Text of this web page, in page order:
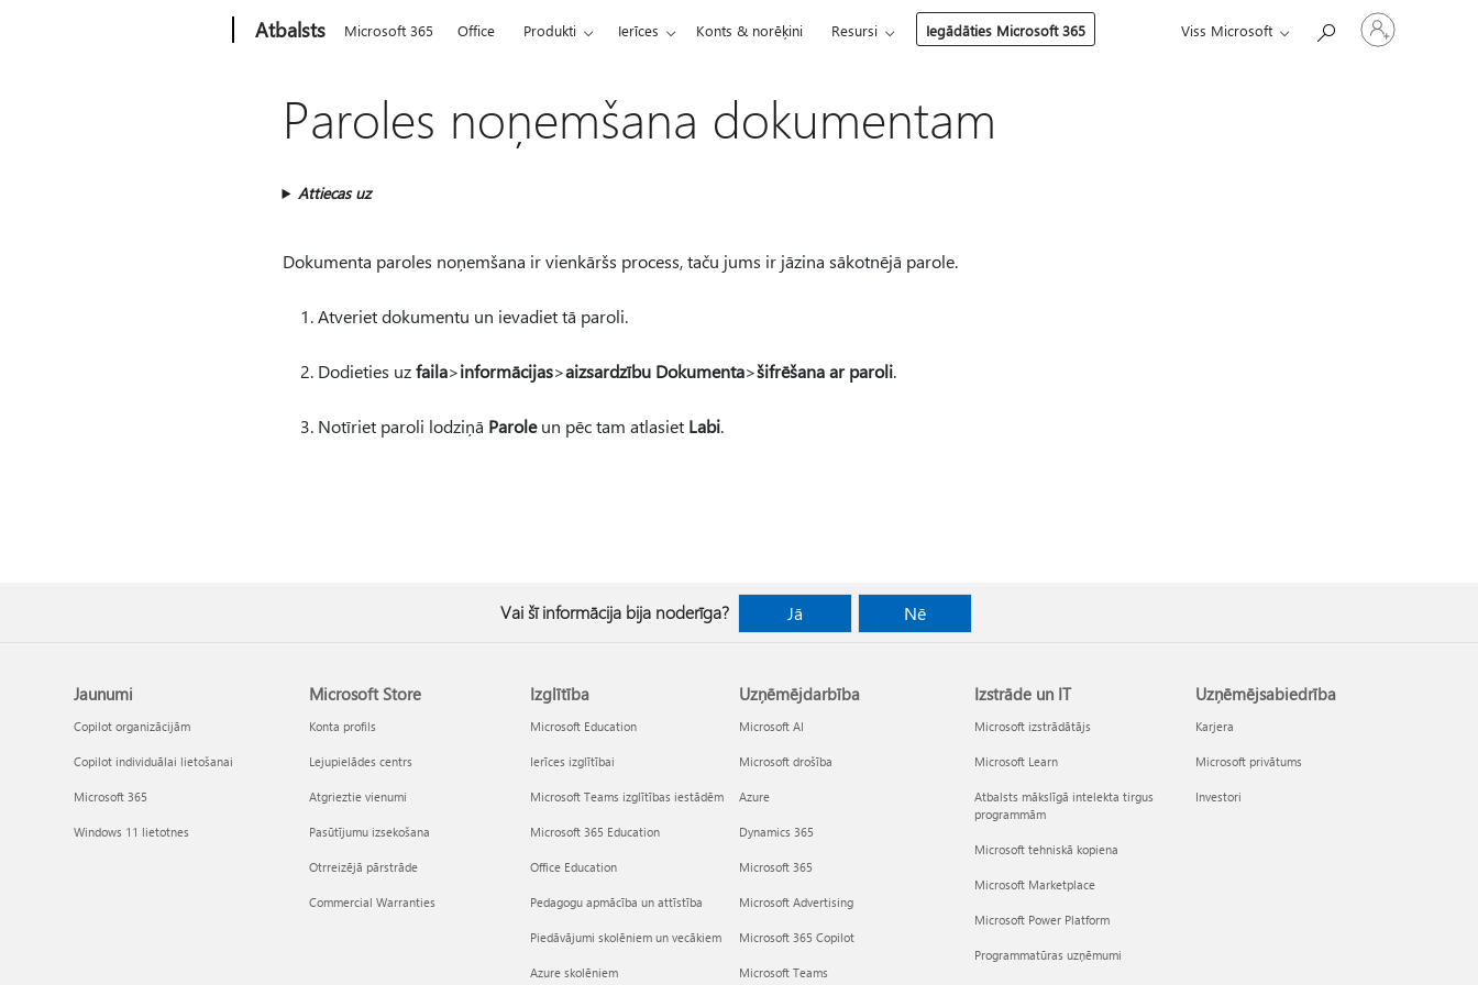
Atbalsts Microsoft 365 Office Produkti Ierīces Konts & norēķini Resursi Iegādāties Microsoft 365 Viss Microsoft
Pierakstieties
savā
kontā
Paroles noņemšana dokumentam
Attiecas uz
Dokumenta paroles noņemšana ir vienkāršs process, taču jums ir jāzina sākotnējā parole.
Atveriet dokumentu un ievadiet tā paroli.
Dodieties uzfaila>informācijas>aizsardzību Dokumenta>šifrēšana ar paroli.
Notīriet paroli lodziņā Paroleun pēc tam atlasiet Labi.
Vai šī informācija bija noderīga? Jā Nē
Jaunumi
Copilot organizācijām
Copilot individuālai lietošanai
Microsoft 365
Windows 11 lietotnes
Microsoft Store
Konta profils
Lejupielādes centrs
Atgrieztie vienumi
Pasūtījumu izsekošana
Otrreizējā pārstrāde
Commercial Warranties
Izglītība
Microsoft Education
Ierīces izglītībai
Microsoft Teams izglītības iestādēm
Microsoft 365 Education
Office Education
Pedagogu apmācība un attīstība
Piedāvājumi skolēniem un vecākiem
Azure skolēniem
Uzņēmējdarbība
Microsoft AI
Microsoft drošība
Azure
Dynamics 365
Microsoft 365
Microsoft Advertising
Microsoft 365 Copilot
Microsoft Teams
Izstrāde un IT
Microsoft izstrādātājs
Microsoft Learn
Atbalsts mākslīgā intelekta tirgus
programmām
Microsoft tehniskā kopiena
Microsoft Marketplace
Microsoft Power Platform
Programmatūras uzņēmumi
Uzņēmējsabiedrība
Karjera
Microsoft privātums
Investori